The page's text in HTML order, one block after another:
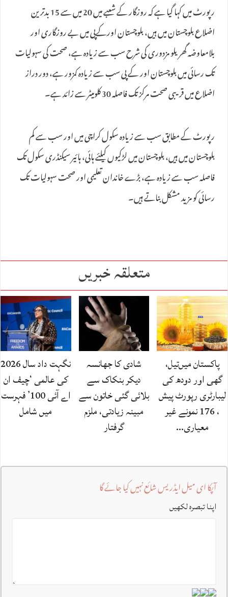
رپورٹ میں کہا گیا ہے کہ روزگار کے شعبے میں 20 میں سے 15 بدترین
اضلاع بلوچستان میں ہیں، بلوچستان اورکےپی میں بے روزگاری اور
بلامعاوضہ گھریلو مزدوری کی شرح سب سے زیادہ ہے، صحت کی سہولیات
تک رسائی میں بلوچستان اور کے پی سب سے زیادہ کمزور ہے، دور دراز
اضلاع میں قریبی صحت مرکز تک فاصلہ 30 کلومیٹر سے زائد ہے۔
رپورٹ کے مطابق سب سے زیادہ سکول کراچی میں اور سب سے کم
بلوچستان میں ہیں، بلوچستان میں لڑکیوں کیلئے ہائی، ہائیر سیکنڈری سکول تک
فاصلہ سب سے زیادہ ہے، بڑے خاندان تعلیمی اور صحت سہولیات تک
رسائی کو مزید مشکل بناتے ہیں۔
متعلقہ خبریں
پاکستان میں‌تیل،
گھی اور دودھ کی
لیبارٹری رپورٹ پیش
، 176 نمونے غیر
معیاری…
شادی کا جھانسہ
دیکر بنکاک سے
بلائی گئی خاتون سے
مبینہ زیادتی، ملزم
گرفتار
نگہت داد سال 2026
کی عالمی ‘چیف ان
اے آئی 100’ فہرست
میں شامل
آپکا ای میل ایڈریس شائع نہیں کیا جائے گا
اپنا تبصرہ لکھیں